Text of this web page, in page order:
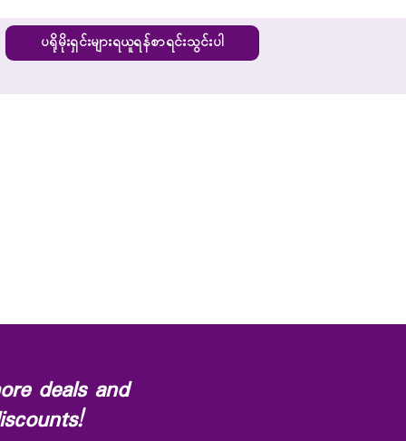
ပရိုမိုးရှင်းများရယူရန်စာရင်းသွင်းပါ
deals and